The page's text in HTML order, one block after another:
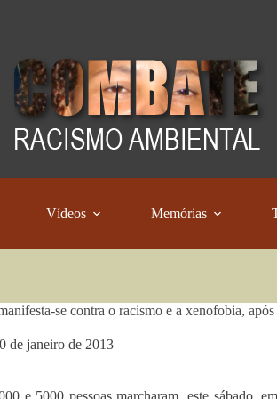
Vídeos Memórias
se contra o racismo e a xenofobia, após
de janeiro de 2013
e 5000 pessoas marcharam, este sábado,